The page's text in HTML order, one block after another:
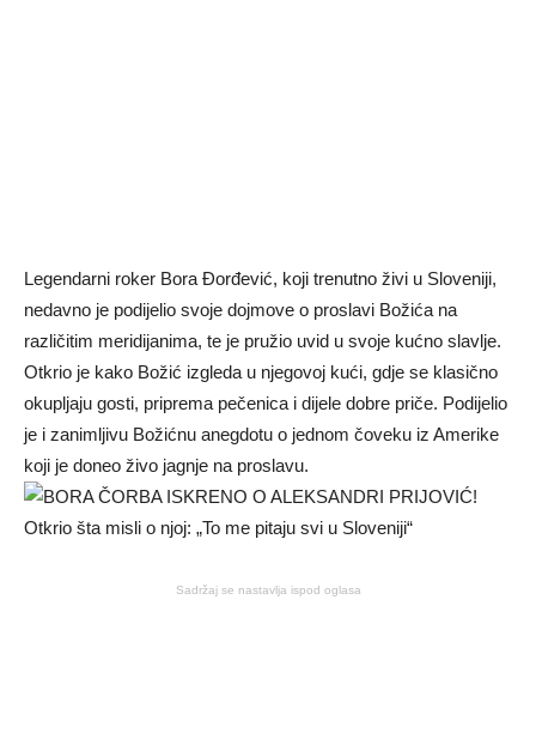
Legendarni roker Bora Đorđević, koji trenutno živi u Sloveniji,
nedavno je podijelio svoje dojmove o proslavi Božića na
različitim meridijanima, te je pružio uvid u svoje kućno slavlje.
Otkrio je kako Božić izgleda u njegovoj kući, gdje se klasično
okupljaju gosti, priprema pečenica i dijele dobre priče. Podijelio
je i zanimljivu Božićnu anegdotu o jednom čoveku iz Amerike
koji je doneo živo jagnje na proslavu.
Sadržaj se nastavlja ispod oglasa